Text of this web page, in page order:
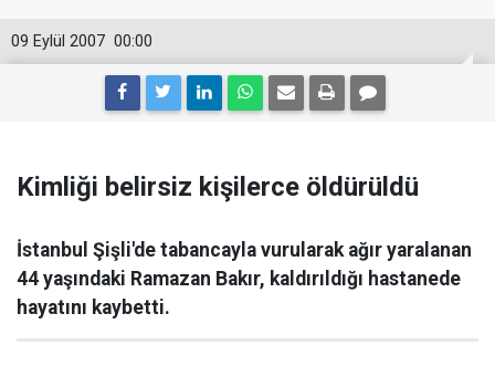
00:00
09 Eylül 2007
Kimliği belirsiz kişilerce öldürüldü
İstanbul Şişli'de tabancayla vurularak ağır yaralanan
44 yaşındaki Ramazan Bakır, kaldırıldığı hastanede
hayatını kaybetti.